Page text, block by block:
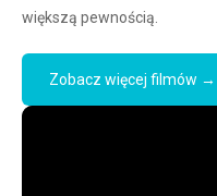
większą pewnością.
Zobacz więcej filmów →